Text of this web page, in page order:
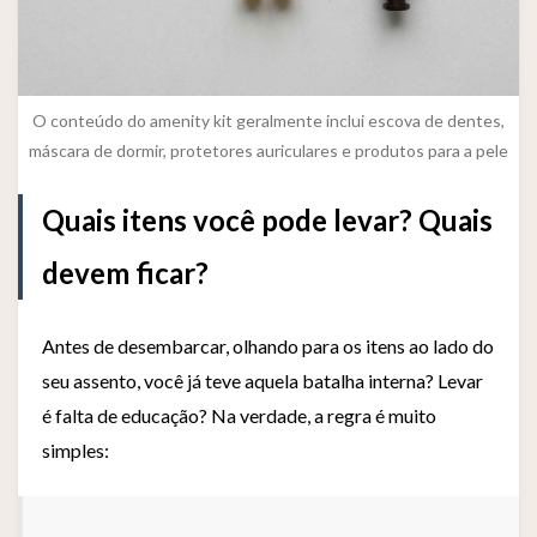
O conteúdo do amenity kit geralmente inclui escova de dentes,
máscara de dormir, protetores auriculares e produtos para a pele
Quais itens você pode levar? Quais
devem ficar?
Antes de desembarcar, olhando para os itens ao lado do
seu assento, você já teve aquela batalha interna? Levar
é falta de educação? Na verdade, a regra é muito
simples: